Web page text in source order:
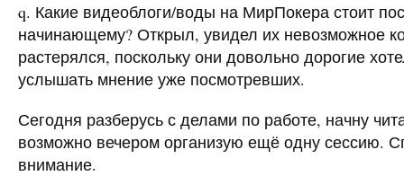
q. Какие видеоблоги/воды на МирПокера стоит
начинающему? Открыл, увидел их невозможное
растерялся, поскольку они довольно дорогие
услышать мнение уже посмотревших.
Сегодня разберусь с делами по работе, начну
возможно вечером организую ещё одну сессию.
внимание.